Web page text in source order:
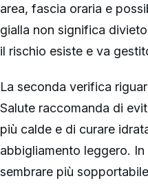
area, fascia oraria e
gialla non significa
il rischio esiste e va
La seconda verifica
Salute raccomanda di
più calde e di curare
abbigliamento leggero. In
sembrare più